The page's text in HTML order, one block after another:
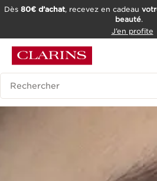
OUTIL D'ACCESSIBILITÉ
Dès 80€ d’achat, recevez en cadeau
beauté.
J’en profite
Historique des recherches